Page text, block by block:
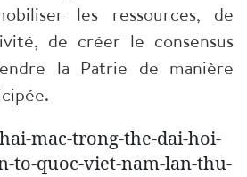
les ressources, de
de créer le consensus
la Patrie de manière